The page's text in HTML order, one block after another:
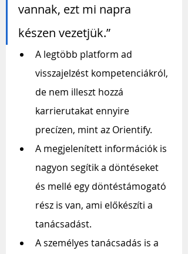
vannak, ezt mi napra
készen vezetjük.”
A legtöbb platform ad
visszajelzést kompetenciákról,
de nem illeszt hozzá
karrierutakat ennyire
precízen, mint az Orientify.
A megjelenített információk is
nagyon segítik a döntéseket
és mellé egy döntéstámogató
rész is van, ami előkészíti a
tanácsadást.
A személyes tanácsadás is a